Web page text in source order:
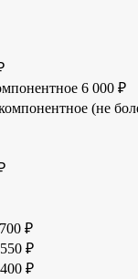
6 000 ₽
(не
₽
₽
₽